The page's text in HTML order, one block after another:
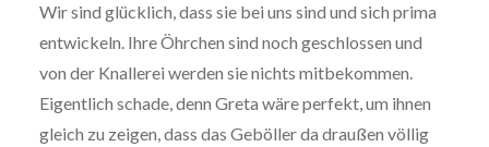
Wir sind glücklich, dass sie bei uns sind und sich prima
entwickeln. Ihre Öhrchen sind noch geschlossen und
von der Knallerei werden sie nichts mitbekommen.
Eigentlich schade, denn Greta wäre perfekt, um ihnen
gleich zu zeigen, dass das Geböller da draußen völlig